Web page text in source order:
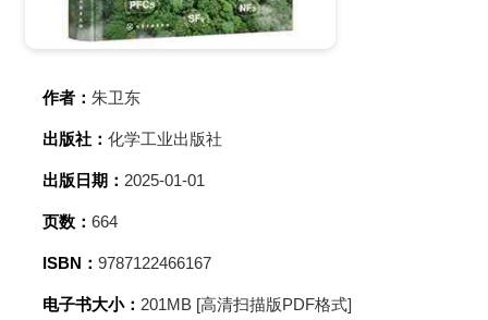
作者： 朱卫东
出版社： 化学工业出版社
出版日期： 2025-01-01
页数： 664
ISBN： 9787122466167
电子书大小： 201MB [高清扫描版PDF格式]